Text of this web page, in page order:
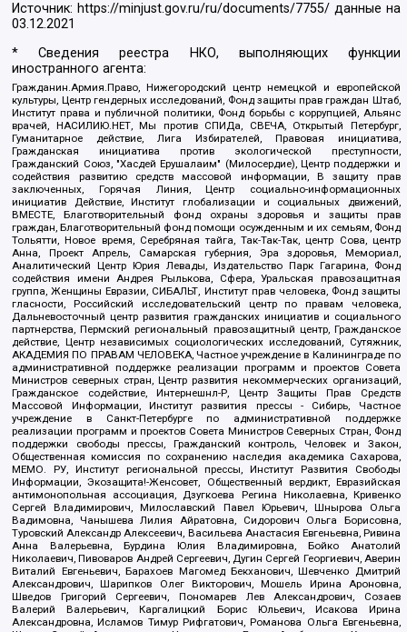
Источник: https://minjust.gov.ru/ru/documents/7755/ данные на
03.12.2021
* Сведения реестра НКО, выполняющих функции
иностранного агента:
Гражданин.Армия.Право, Нижегородский центр немецкой и европейской
культуры, Центр гендерных исследований, Фонд защиты прав граждан Штаб,
Институт права и публичной политики, Фонд борьбы с коррупцией, Альянс
врачей, НАСИЛИЮ.НЕТ, Мы против СПИДа, СВЕЧА, Открытый Петербург,
Гуманитарное действие, Лига Избирателей, Правовая инициатива,
Гражданская инициатива против экологической преступности,
Гражданский Союз, "Хасдей Ерушалаим" (Милосердие), Центр поддержки и
содействия развитию средств массовой информации, В защиту прав
заключенных, Горячая Линия, Центр социально-информационных
инициатив Действие, Институт глобализации и социальных движений,
ВМЕСТЕ, Благотворительный фонд охраны здоровья и защиты прав
граждан, Благотворительный фонд помощи осужденным и их семьям, Фонд
Тольятти, Новое время, Серебряная тайга, Так-Так-Так, центр Сова, центр
Анна, Проект Апрель, Самарская губерния, Эра здоровья, Мемориал,
Аналитический Центр Юрия Левады, Издательство Парк Гагарина, Фонд
содействия имени Андрея Рылькова, Сфера, Уральская правозащитная
группа, Женщины Евразии, СИБАЛЬТ, Институт прав человека, Фонд защиты
гласности, Российский исследовательский центр по правам человека,
Дальневосточный центр развития гражданских инициатив и социального
партнерства, Пермский региональный правозащитный центр, Гражданское
действие, Центр независимых социологических исследований, Сутяжник,
АКАДЕМИЯ ПО ПРАВАМ ЧЕЛОВЕКА, Частное учреждение в Калининграде по
административной поддержке реализации программ и проектов Совета
Министров северных стран, Центр развития некоммерческих организаций,
Гражданское содействие, Интернешнл-Р, Центр Защиты Прав Средств
Массовой Информации, Институт развития прессы - Сибирь, Частное
учреждение в Санкт-Петербурге по административной поддержке
реализации программ и проектов Совета Министров Северных Стран, Фонд
поддержки свободы прессы, Гражданский контроль, Человек и Закон,
Общественная комиссия по сохранению наследия академика Сахарова,
МЕМО. РУ, Институт региональной прессы, Институт Развития Свободы
Информации, Экозащита!-Женсовет, Общественный вердикт, Евразийская
антимонопольная ассоциация, Дзугкоева Регина Николаевна, Кривенко
Сергей Владимирович, Милославский Павел Юрьевич, Шнырова Ольга
Вадимовна, Чанышева Лилия Айратовна, Сидорович Ольга Борисовна,
Туровский Александр Алексеевич, Васильева Анастасия Евгеньевна, Ривина
Анна Валерьевна, Бурдина Юлия Владимировна, Бойко Анатолий
Николаевич, Пивоваров Андрей Сергеевич, Дугин Сергей Георгиевич, Аверин
Виталий Евгеньевич, Барахоев Магомед Бекханович, Шевченко Дмитрий
Александрович, Шарипков Олег Викторович, Мошель Ирина Ароновна,
Шведов Григорий Сергеевич, Пономарев Лев Александрович, Созаев
Валерий Валерьевич, Каргалицкий Борис Юльевич, Исакова Ирина
Александровна, Исламов Тимур Рифгатович, Романова Ольга Евгеньевна,